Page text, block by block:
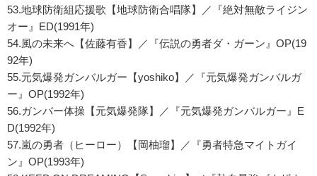
53.地球防衛組応援歌【地球防衛合唱隊】／『絶対無敵ライジン
オー』ED(1991年)
54.風の未来へ【佐藤有香】／『伝説の勇者ダ・ガーン』OP(19
92年)
55.元気爆発ガンバルガー【yoshiko】／『元気爆発ガンバルガ
ー』OP(1992年)
56.ガンバー体操【元気爆発隊】／『元気爆発ガンバルガー』E
D(1992年)
57.嵐の勇者（ヒーロー）【岡柚瑠】／『勇者特急マイトガイ
ン』OP(1993年)